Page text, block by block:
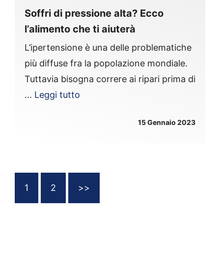
Soffri di pressione alta? Ecco
l’alimento che ti aiuterà
L’ipertensione è una delle problematiche
più diffuse fra la popolazione mondiale.
Tuttavia bisogna correre ai ripari prima di
... Leggi tutto
15 Gennaio 2023
1 2 >>